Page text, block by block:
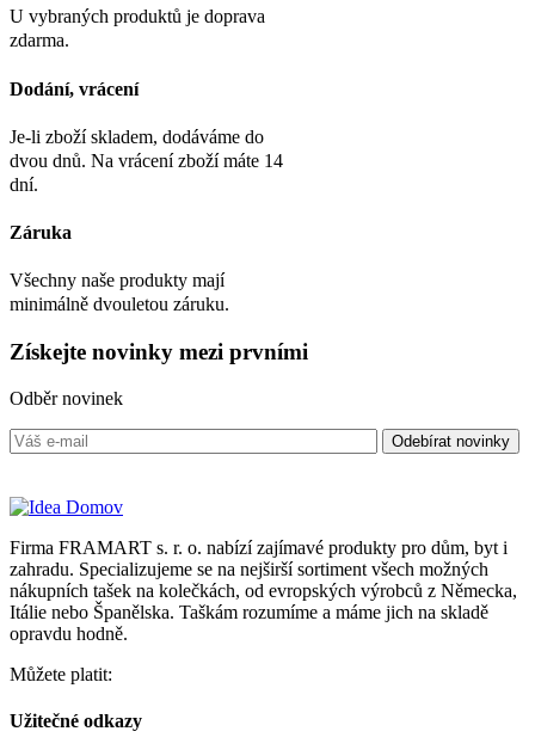
U vybraných produktů je doprava
zdarma.
Dodání, vrácení
Je-li zboží skladem, dodáváme do
dvou dnů. Na vrácení zboží máte 14
dní.
Záruka
Všechny naše produkty mají
minimálně dvouletou záruku.
Získejte novinky mezi prvními
Odběr novinek
Firma FRAMART s. r. o. nabízí zajímavé produkty pro dům, byt i
zahradu. Specializujeme se na nejširší sortiment všech možných
nákupních tašek na kolečkách, od evropských výrobců z Německa,
Itálie nebo Španělska. Taškám rozumíme a máme jich na skladě
opravdu hodně.
Můžete platit:
Užitečné odkazy